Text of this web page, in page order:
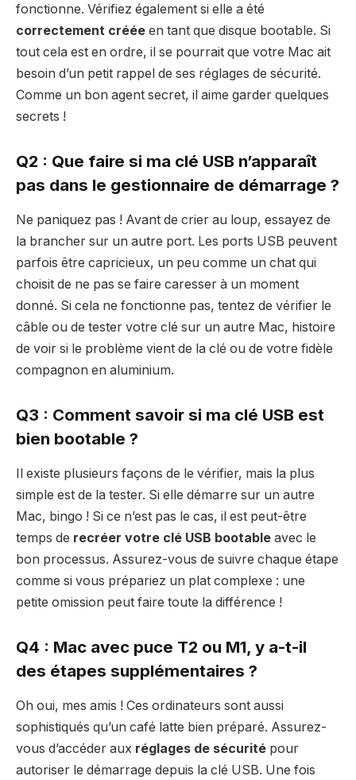
fonctionne. Vérifiez également si elle a été
correctement créée en tant que disque bootable. Si
tout cela est en ordre, il se pourrait que votre Mac ait
besoin d’un petit rappel de ses réglages de sécurité.
Comme un bon agent secret, il aime garder quelques
secrets !
Q2 : Que faire si ma clé USB n’apparaît
pas dans le gestionnaire de démarrage ?
Ne paniquez pas ! Avant de crier au loup, essayez de
la brancher sur un autre port. Les ports USB peuvent
parfois être capricieux, un peu comme un chat qui
choisit de ne pas se faire caresser à un moment
donné. Si cela ne fonctionne pas, tentez de vérifier le
câble ou de tester votre clé sur un autre Mac, histoire
de voir si le problème vient de la clé ou de votre fidèle
compagnon en aluminium.
Q3 : Comment savoir si ma clé USB est
bien bootable ?
Il existe plusieurs façons de le vérifier, mais la plus
simple est de la tester. Si elle démarre sur un autre
Mac, bingo ! Si ce n’est pas le cas, il est peut-être
temps de recréer votre clé USB bootable avec le
bon processus. Assurez-vous de suivre chaque étape
comme si vous prépariez un plat complexe : une
petite omission peut faire toute la différence !
Q4 : Mac avec puce T2 ou M1, y a-t-il
des étapes supplémentaires ?
Oh oui, mes amis ! Ces ordinateurs sont aussi
sophistiqués qu’un café latte bien préparé. Assurez-
vous d’accéder aux réglages de sécurité pour
autoriser le démarrage depuis la clé USB. Une fois